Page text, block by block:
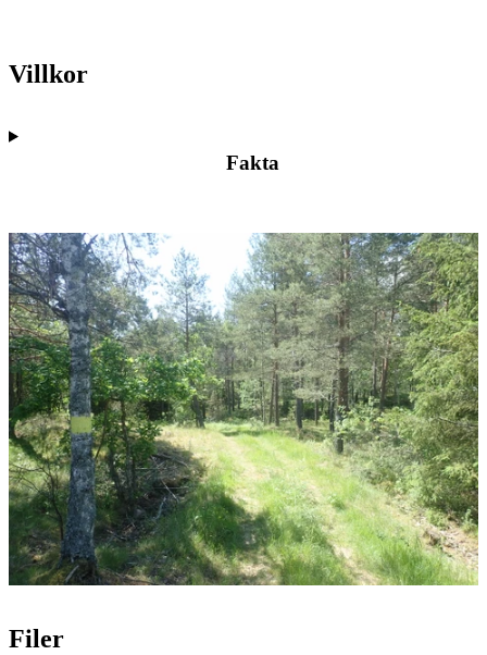
Villkor
Fakta
Bildspel
med
bilder
Filer